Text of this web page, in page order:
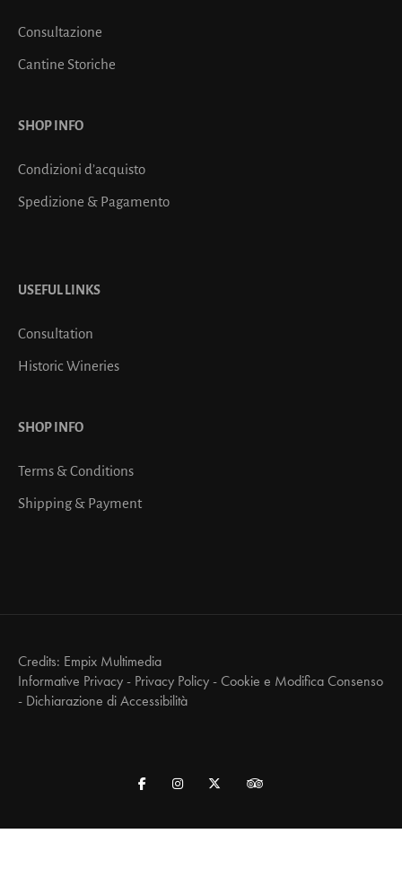
Consultazione
Cantine Storiche
SHOP INFO
Condizioni d’acquisto
Spedizione & Pagamento
USEFUL LINKS
Consultation
Historic Wineries
SHOP INFO
Terms & Conditions
Shipping & Payment
Credits: Empix Multimedia
Informative Privacy - Privacy Policy - Cookie e Modifica Consenso
- Dichiarazione di Accessibilità